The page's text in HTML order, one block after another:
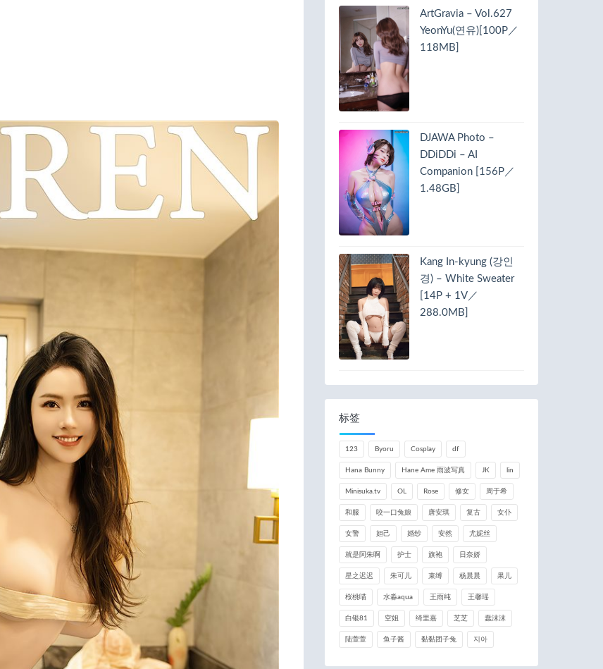
ArtGravia – Vol.627
YeonYu(연유)[100P／
118MB]
DJAWA Photo –
DDiDDi – AI
Companion [156P／
1.48GB]
Kang In-kyung (강인
경) – White Sweater
[14P + 1V／
288.0MB]
标签
123 Byoru Cosplay df
Hana Bunny Hane Ame 雨波写真 JK lin
Minisuka.tv OL Rose 修女 周于希
和服 咬一口兔娘 唐安琪 复古 女仆
女警 妲己 婚纱 安然 尤妮丝
就是阿朱啊 护士 旗袍 日奈娇
星之迟迟 朱可儿 束缚 杨晨晨 果儿
桜桃喵 水淼aqua 王雨纯 王馨瑶
白银81 空姐 绮里嘉 芝芝 蠢沫沫
陆萱萱 鱼子酱 黏黏团子兔 지아